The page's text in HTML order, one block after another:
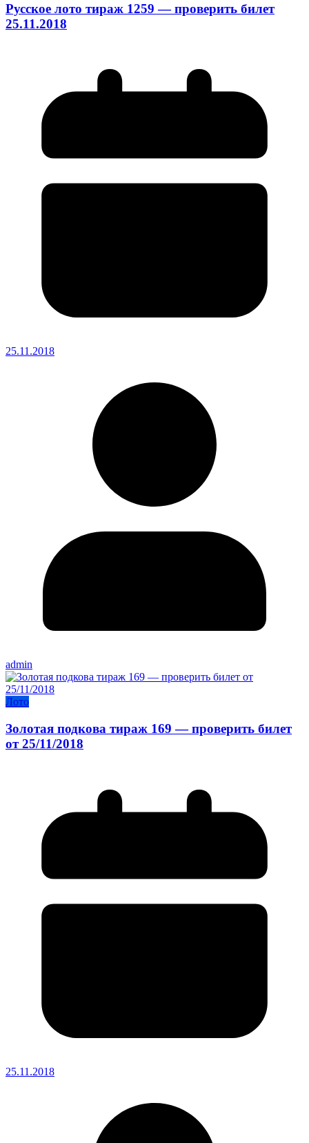
Русское лото тираж 1259 — проверить билет
25.11.2018
25.11.2018
admin
Лото
Золотая подкова тираж 169 — проверить билет
от 25/11/2018
25.11.2018